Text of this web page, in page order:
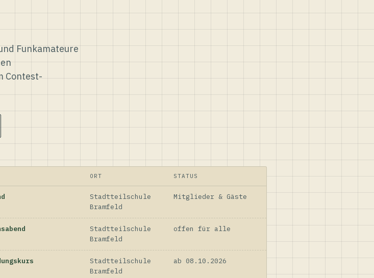
Funkamateure
Contest-
ORT STATUS
Stadtteilschule
Bramfeld
Mitglieder & Gäste
Stadtteilschule
Bramfeld
offen für alle
Stadtteilschule
Bramfeld
ab 08.10.2026